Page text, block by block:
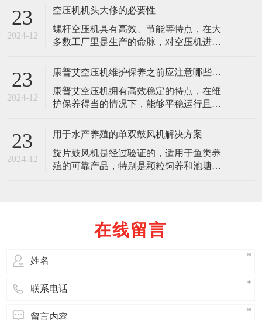
在全球100多个国家开展着业务，专业生产
集团旗下拥有一系列享誉全球数十年的专
业品牌：如Demag,LeROI,
23
2024-12
空压机机头大修的必要性
螺杆空压机具有高效、节能等特点，在大
多数工厂里是生产的命脉，对空压机进行
提。主机是空压机的核心部分，长期处于
高速运转状态，类似于大多数运转机器，
其在运行到一定时间或年限后都必须进行
预防性大修，因为空压机主机在经过长时
23
2024-12
康普艾空压机维护保养之前应注意哪些问题
康普艾空压机拥有高效稳定的特点，在维
护保养得当的情况下，能够平稳运行且有
员，在经过严格的培训之后方能上岗操
作，为的就是确保其操作的准确性合理
性。下面，我们来说一说康普艾空压机在
维护保养之前应该注意哪些问题： &nbs
23
2024-12
用于水产养殖的单双鼓风机解决方案
旋片鼓风机是经过验证的，适用于鱼类养
殖的可靠产品，特别是颗粒饲养和池塘曝
在线留言